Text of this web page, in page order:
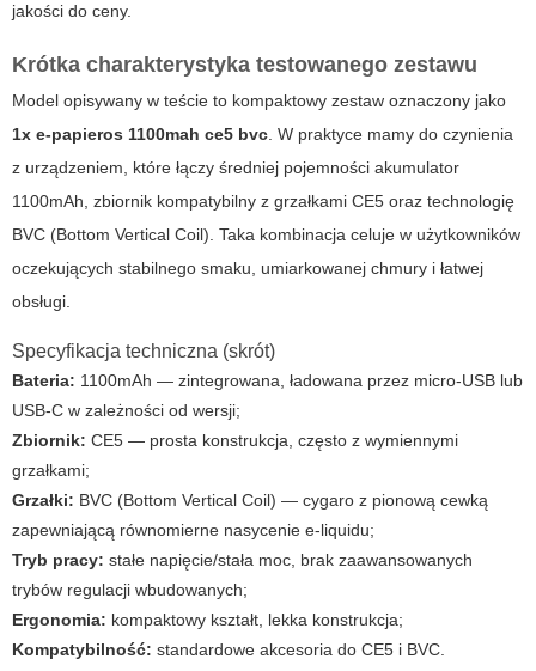
jakości do ceny.
Krótka charakterystyka testowanego zestawu
Model opisywany w teście to kompaktowy zestaw oznaczony jako
1x e-papieros 1100mah ce5 bvc. W praktyce mamy do czynienia
z urządzeniem, które łączy średniej pojemności akumulator
1100mAh, zbiornik kompatybilny z grzałkami CE5 oraz technologię
BVC (Bottom Vertical Coil). Taka kombinacja celuje w użytkowników
oczekujących stabilnego smaku, umiarkowanej chmury i łatwej
obsługi.
Specyfikacja techniczna (skrót)
Bateria: 1100mAh — zintegrowana, ładowana przez micro-USB lub
USB-C w zależności od wersji;
Zbiornik: CE5 — prosta konstrukcja, często z wymiennymi
grzałkami;
Grzałki: BVC (Bottom Vertical Coil) — cygaro z pionową cewką
zapewniającą równomierne nasycenie e-liquidu;
Tryb pracy: stałe napięcie/stała moc, brak zaawansowanych
trybów regulacji wbudowanych;
Ergonomia: kompaktowy kształt, lekka konstrukcja;
Kompatybilność: standardowe akcesoria do CE5 i BVC.